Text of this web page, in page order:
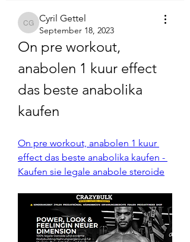
Cyril Gettel
Cyril Gettel
September 18, 2023
On pre workout,
anabolen 1 kuur effect
das beste anabolika
kaufen
On pre workout, anabolen 1 kuur
effect das beste anabolika kaufen -
Kaufen sie legale anabole steroide